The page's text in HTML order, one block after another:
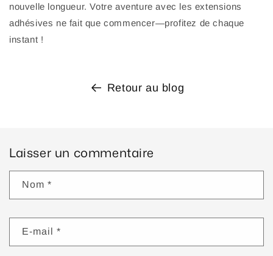
nouvelle longueur. Votre aventure avec les extensions
adhésives ne fait que commencer—profitez de chaque
instant !
Retour au blog
Laisser un commentaire
Nom *
E-mail *